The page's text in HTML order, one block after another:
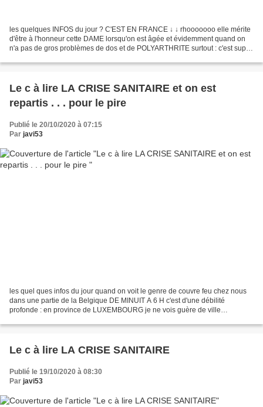
les quelques INFOS du jour ? C'EST EN FRANCE ↓ ↓ rhooooooo elle mérite
d'être à l'honneur cette DAME lorsqu'on est âgée et évidemment quand on
n'a pas de gros problèmes de dos et de POLYARTHRITE surtout : c'est super
Le c à lire LA CRISE SANITAIRE et on est
repartis . . . pour le pire
Publié le 20/10/2020 à 07:15
Par javi53
les quel ques infos du jour quand on voit le genre de couvre feu chez nous
dans une partie de la Belgique DE MINUIT A 6 H c'est d'une débilité
profonde : en province de LUXEMBOURG je ne vois guère de ville
Le c à lire LA CRISE SANITAIRE
Publié le 19/10/2020 à 08:30
Par javi53